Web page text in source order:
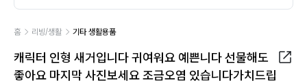
홈 리빙/생활 기타 생활용품
캐릭터 인형 새거입니다 귀여워요 예쁜니다 선물해도
좋아요 마지막 사진보세요 조금오염 있습니다가치드립